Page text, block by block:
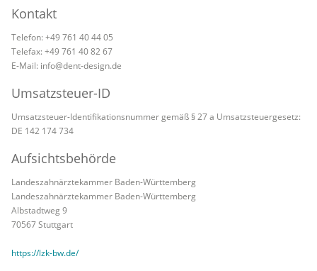
Kontakt
Telefon: +49 761 40 44 05
Telefax: +49 761 40 82 67
E-Mail: info@dent-design.de
Umsatzsteuer-ID
Umsatzsteuer-Identifikationsnummer gemäß § 27 a Umsatzsteuergesetz:
DE 142 174 734
Aufsichtsbehörde
Landeszahnärztekammer Baden-Württemberg
Landeszahnärztekammer Baden-Württemberg
Albstadtweg 9
70567 Stuttgart
https://lzk-bw.de/